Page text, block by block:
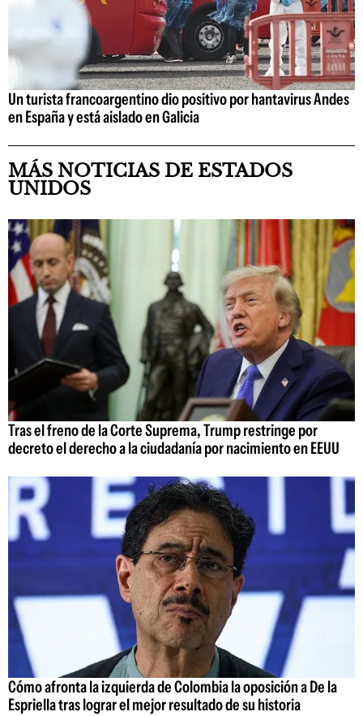
Un turista francoargentino dio positivo por hantavirus Andes
en España y está aislado en Galicia
MÁS NOTICIAS DE ESTADOS
UNIDOS
Tras el freno de la Corte Suprema, Trump restringe por
decreto el derecho a la ciudadanía por nacimiento en EEUU
Cómo afronta la izquierda de Colombia la oposición a De la
Espriella tras lograr el mejor resultado de su historia